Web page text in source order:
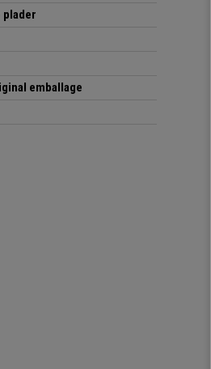
plader
emballage